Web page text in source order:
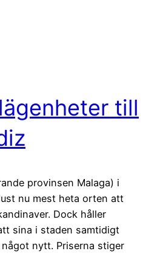
till
provinsen Malaga) i
nu mest heta orten att
Dock håller
sina i staden samtidigt
nytt. Priserna stiger